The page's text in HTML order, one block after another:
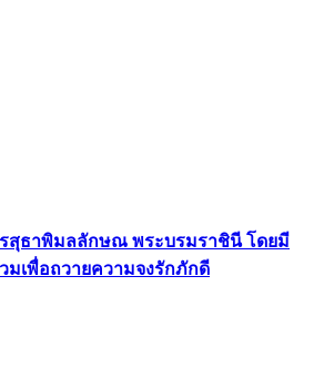
รสุธาพิมลลักษณ พระบรมราชินี โดยมี
มเพื่อถวายความจงรักภักดี